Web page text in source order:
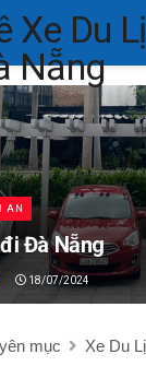
AN
Đà Nẵng
18/07/2024
mục Xe Du